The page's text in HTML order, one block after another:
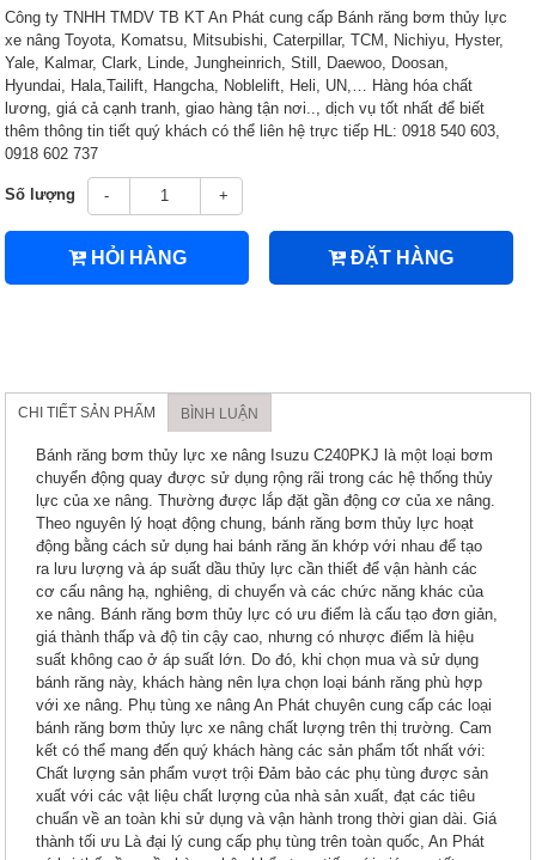
Công ty TNHH TMDV TB KT An Phát cung cấp Bánh răng bơm thủy lực
xe nâng Toyota, Komatsu, Mitsubishi, Caterpillar, TCM, Nichiyu, Hyster,
Yale, Kalmar, Clark, Linde, Jungheinrich, Still, Daewoo, Doosan,
Hyundai, Hala,Tailift, Hangcha, Noblelift, Heli, UN,… Hàng hóa chất
lương, giá cả cạnh tranh, giao hàng tận nơi.., dịch vụ tốt nhất để biết
thêm thông tin tiết quý khách có thể liên hệ trực tiếp HL: 0918 540 603,
0918 602 737
Số lượng - +
HỎI HÀNG ĐẶT HÀNG
CHI TIẾT SẢN PHẨM BÌNH LUẬN
Bánh răng bơm thủy lực xe nâng Isuzu C240PKJ là một loại bơm
chuyển động quay được sử dụng rộng rãi trong các hệ thống thủy
lực của xe nâng. Thường được lắp đặt gần động cơ của xe nâng.
Theo nguyên lý hoạt động chung, bánh răng bơm thủy lực hoạt
động bằng cách sử dụng hai bánh răng ăn khớp với nhau để tạo
ra lưu lượng và áp suất dầu thủy lực cần thiết để vận hành các
cơ cấu nâng hạ, nghiêng, di chuyển và các chức năng khác của
xe nâng. Bánh răng bơm thủy lực có ưu điểm là cấu tạo đơn giản,
giá thành thấp và độ tin cậy cao, nhưng có nhược điểm là hiệu
suất không cao ở áp suất lớn. Do đó, khi chọn mua và sử dụng
bánh răng này, khách hàng nên lựa chọn loại bánh răng phù hợp
với xe nâng. Phụ tùng xe nâng An Phát chuyên cung cấp các loại
bánh răng bơm thủy lực xe nâng chất lượng trên thị trường. Cam
kết có thể mang đến quý khách hàng các sản phẩm tốt nhất với:
Chất lượng sản phẩm vượt trội Đảm bảo các phụ tùng được sản
xuất với các vật liệu chất lượng của nhà sản xuất, đạt các tiêu
chuẩn về an toàn khi sử dụng và vận hành trong thời gian dài. Giá
thành tối ưu Là đại lý cung cấp phụ tùng trên toàn quốc, An Phát